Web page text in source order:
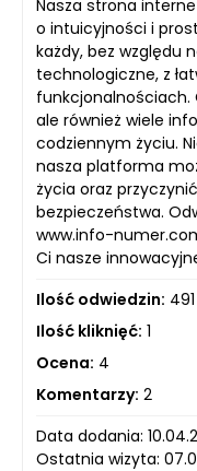
Nasza strona
o intuicyjności i
każdy, bez względu
technologiczne, z
ale również wiele
codziennym życiu.
nasza platforma
życia oraz
bezpieczeństwa.
www.info-
Ci nasze
Ilość odwiedzin: 491
Ilość kliknięć: 1
Ocena: 4
Komentarzy: 2
Data dodania:
Ostatnia wizyta: